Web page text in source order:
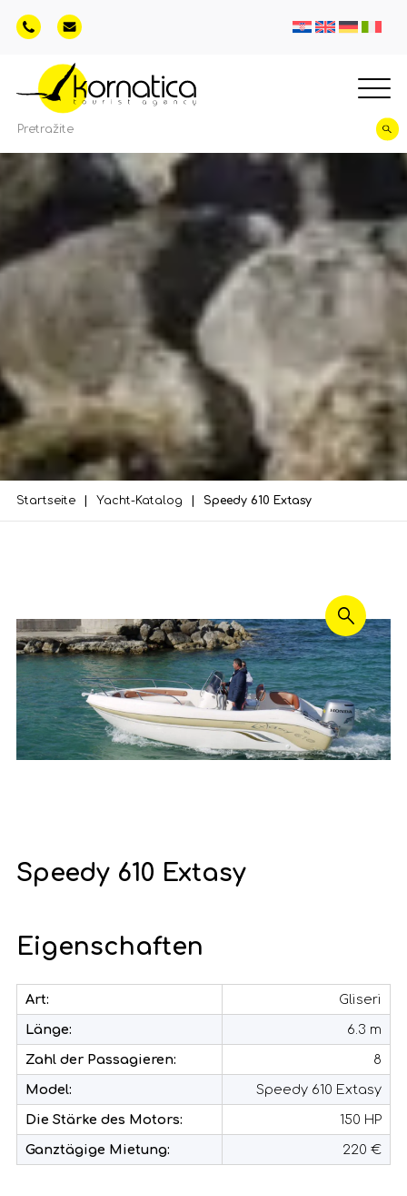
Startseite Yacht-Katalog Speedy 610 Extasy
Speedy 610 Extasy
Eigenschaften
Art: Gliseri
Länge: 6.3 m
Zahl der Passagieren: 8
Model: Speedy 610 Extasy
Die Stärke des Motors: 150 HP
Ganztägige Mietung: 220 €